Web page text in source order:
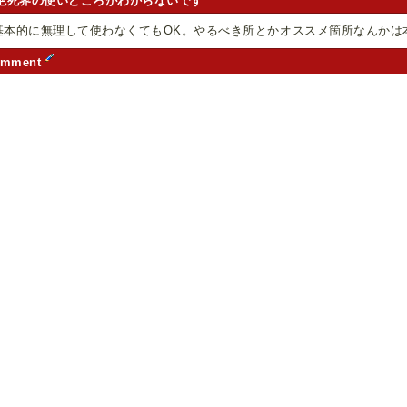
本的に無理して使わなくてもOK。やるべき所とかオススメ箇所なんかは